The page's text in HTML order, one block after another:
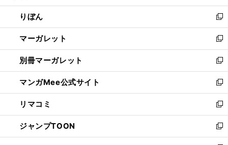
開
く
ウ
で
開
く
ン
ド
ウ
で
開
く
ウ
ィ
ン
ド
ウ
で
開
く
りぼん
新
し
い
ウ
ィ
ン
ド
ウ
で
開
く
マーガレット
新
し
い
ウ
ィ
ン
ド
ウ
で
開
別冊マーガレット
新
し
い
ウ
ィ
ン
ド
ウ
マンガMee公式サイト
新
し
い
ウ
ィ
ン
リマコミ
新
し
い
ウ
ジャンプTOON
新
し